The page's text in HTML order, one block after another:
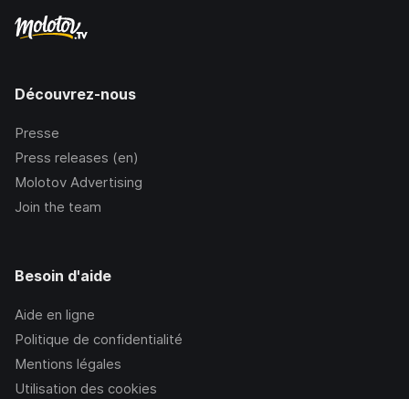
Découvrez-nous
Presse
Press releases (en)
Molotov Advertising
Join the team
Besoin d'aide
Aide en ligne
Politique de confidentialité
Mentions légales
Utilisation des cookies